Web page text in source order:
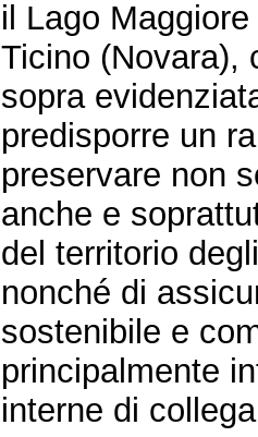
il Lago
Ticino (Novara),
sopra
predisporre un
preservare non
anche e
del territorio
nonché di
sostenibile e
principalmente
interne di